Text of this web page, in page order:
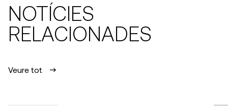
NOTÍCIES
RELACIONADES
Veure tot